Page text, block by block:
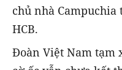
chủ nhà Campuchia
HCB.
Đoàn Việt Nam tạm